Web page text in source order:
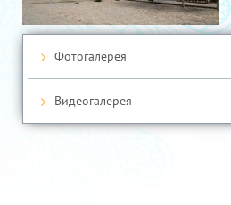
Фотогалерея
Видеогалерея